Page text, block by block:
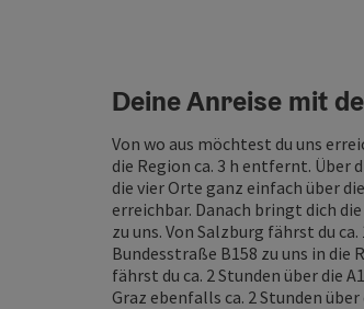
Deine Anreise mit
Von wo aus möchtest du uns
die Region ca. 3 h entfernt. Über
die vier Orte ganz einfach über
erreichbar. Danach bringt dich
zu uns. Von Salzburg fährst du ca.
Bundesstraße B158 zu uns in die
fährst du ca. 2 Stunden über die
Graz ebenfalls ca. 2 Stunden über